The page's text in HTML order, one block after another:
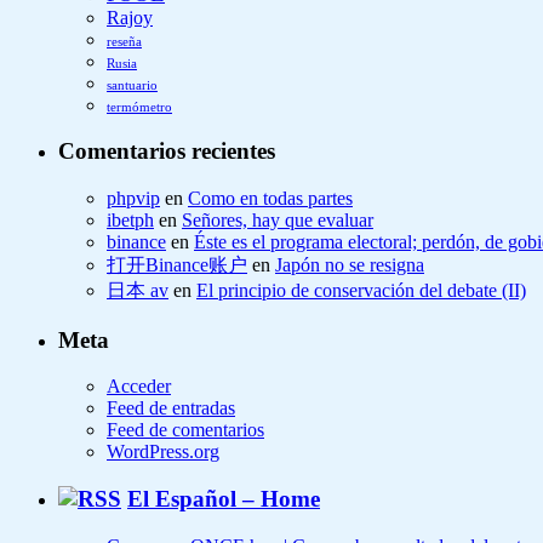
Rajoy
reseña
Rusia
santuario
termómetro
Comentarios recientes
phpvip en Como en todas partes
ibetph en Señores, hay que evaluar
binance en Éste es el programa electoral; perdón, de
打开Binance账户 en Japón no se resigna
日本 av en El principio de conservación del debate (II)
Meta
Acceder
Feed de entradas
Feed de comentarios
WordPress.org
El Español – Home